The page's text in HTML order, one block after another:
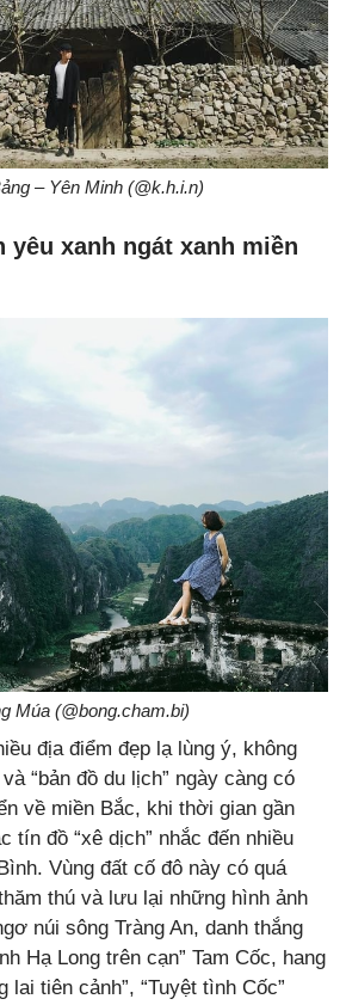
– Yên Minh (@k.h.i.n)
yêu xanh ngát xanh miền
Múa (@bong.cham.bi)​
địa điểm đẹp lạ lùng ý, không
“bản đồ du lịch” ngày càng có
về miền Bắc, khi thời gian gần
tín đồ “xê dịch” nhắc đến nhiều
Vùng đất cố đô này có quá
thú và lưu lại những hình ảnh
núi sông Tràng An, danh thắng
Hạ Long trên cạn” Tam Cốc, hang
lai tiên cảnh”, “Tuyệt tình Cốc”